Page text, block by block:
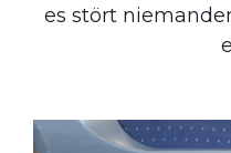
es stört